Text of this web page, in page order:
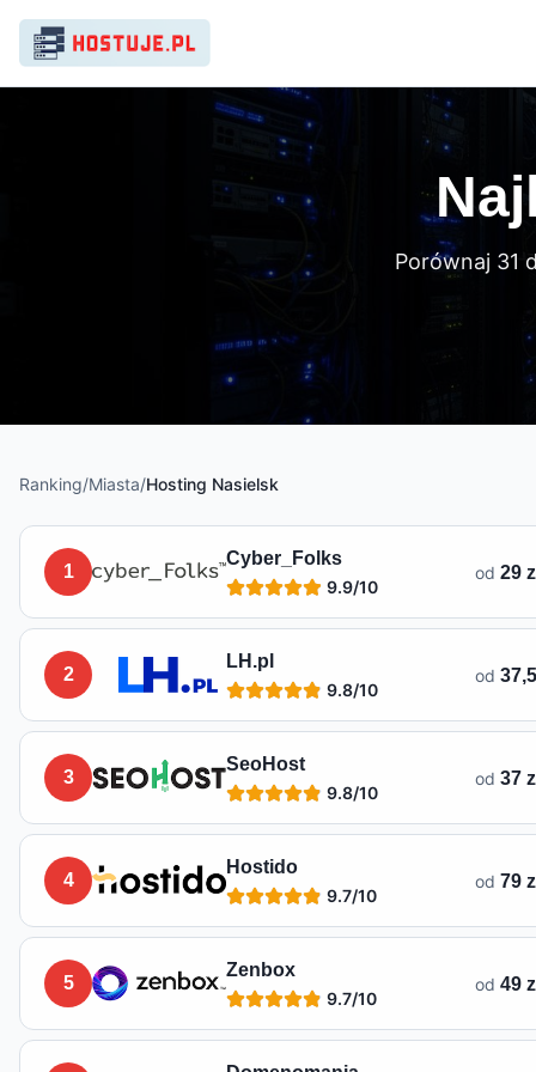
Porównaj 31
Ranking/Miasta/Hosting Nasielsk
Lista hostingów dostępnych w
1
Cyber_Folks
9.9/10
od 29
2
LH.pl
9.8/10
od
3
SeoHost
9.8/10
od 37
4
Hostido
9.7/10
od 79
5
Zenbox
9.7/10
od 49